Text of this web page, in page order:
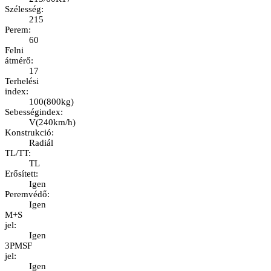
Szélesség:
215
Perem:
60
Felni
átmérő:
17
Terhelési
index:
100(800kg)
Sebességindex:
V(240km/h)
Konstrukció:
Radiál
TL/TT:
TL
Erősített:
Igen
Peremvédő:
Igen
M+S
jel:
Igen
3PMSF
jel:
Igen